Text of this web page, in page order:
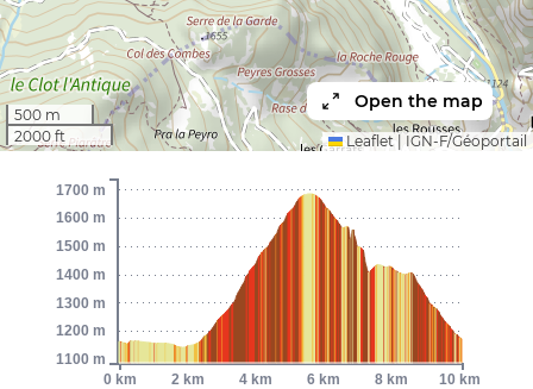
500 m
2000 ft
Open the map
Leaflet IGN-F/Géoportail
0 km 2 km 4 km 6 km 8 km 10 km
1100 m
1200 m
1300 m
1400 m
1500 m
1600 m
1700 m